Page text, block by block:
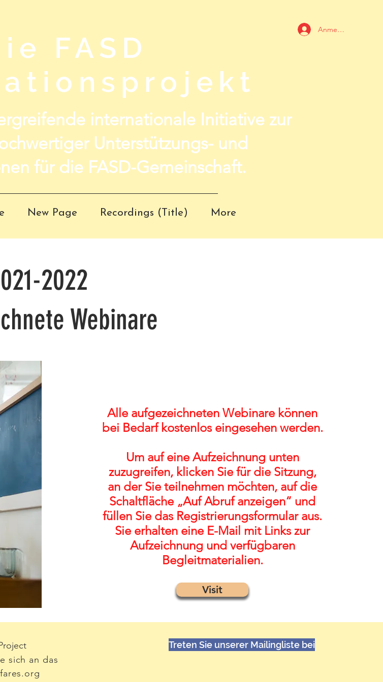
FASD
Anmelden
internationale Initiative zur
Unterstützungs- und
für die FASD-Gemeinschaft.
New Page Recordings (Title) More
2022
Webinare
Alle aufgezeichneten Webinare können
bei Bedarf kostenlos eingesehen werden.
Um auf eine Aufzeichnung unten
zuzugreifen, klicken Sie für die Sitzung,
an der Sie teilnehmen möchten, auf die
Schaltfläche „Auf Abruf anzeigen“ und
füllen Sie das Registrierungsformular aus.
Sie erhalten eine E-Mail mit Links zur
Aufzeichnung und verfügbaren
Begleitmaterialien.
Visit
sich an das
Treten Sie unserer Mailingliste bei